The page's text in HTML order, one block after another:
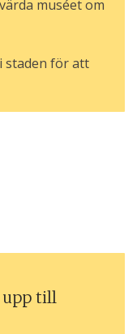
muséet om
staden för att
upp till